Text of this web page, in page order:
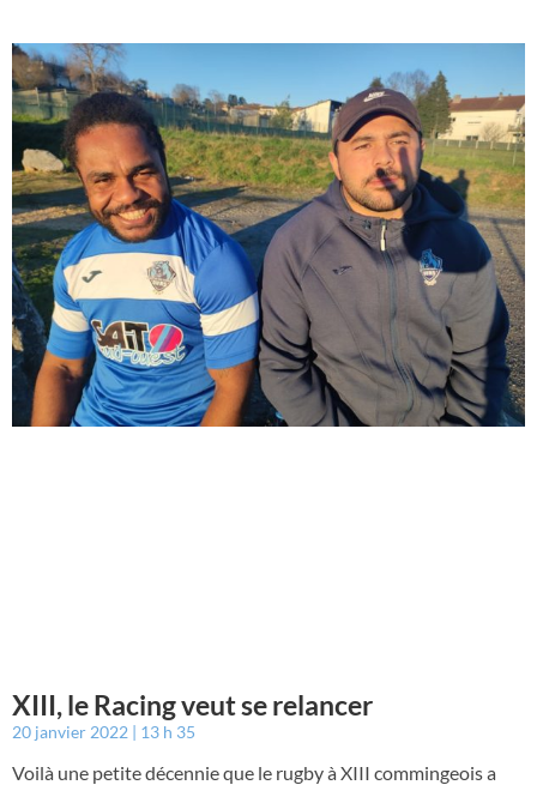
XIII, le Racing veut se relancer
20 janvier 2022 13 h 35
Voilà une petite décennie que le rugby à XIII commingeois a